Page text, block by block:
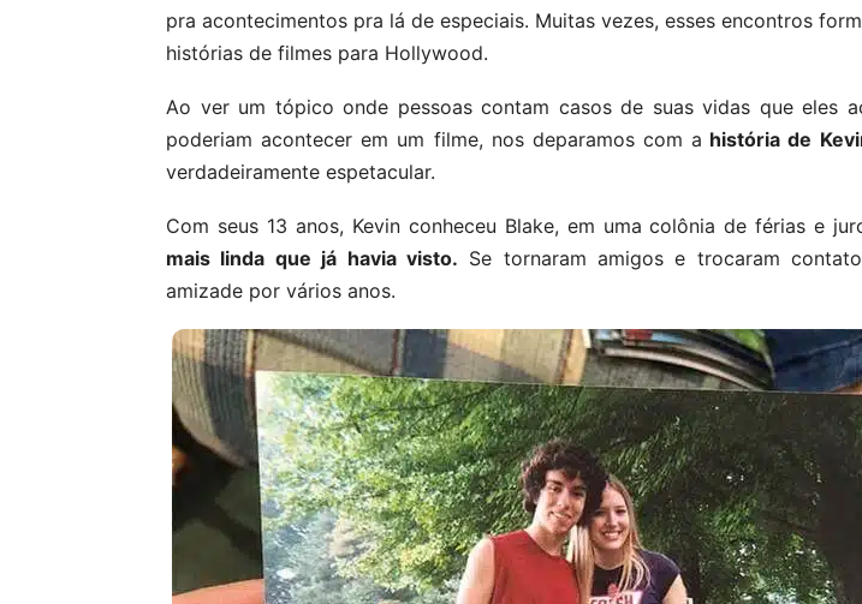
pra acontecimentos pra lá de especiais. Muitas vezes, esses encontros
histórias de filmes para Hollywood.
Ao ver um tópico onde pessoas contam casos de suas vidas que eles
poderiam acontecer em um filme, nos deparamos com a história de
verdadeiramente espetacular.
Com seus 13 anos, Kevin conheceu Blake, em uma colônia de férias e
mais linda que já havia visto. Se tornaram amigos e trocaram
amizade por vários anos.